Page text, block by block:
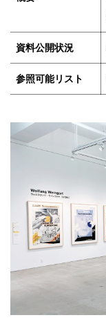
資料公開状況
参照可能リスト